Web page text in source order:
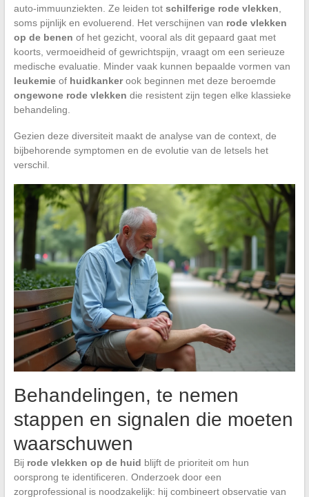
auto-immuunziekten. Ze leiden tot schilferige rode vlekken
soms pijnlijk en evoluerend. Het verschijnen van rode vlekken
op de benen of het gezicht, vooral als dit gepaard gaat met
koorts, vermoeidheid of gewrichtspijn, vraagt om een serieuze
medische evaluatie. Minder vaak kunnen bepaalde vormen van
leukemieof huidkankerook beginnen met deze beroemde
ongewone rode vlekken die resistent zijn tegen elke klassieke
behandeling.
Gezien deze diversiteit maakt de analyse van de context, de
bijbehorende symptomen en de evolutie van de letsels het
verschil.
Behandelingen, te nemen
stappen en signalen die moeten
waarschuwen
Bij rode vlekken op de huid blijft de prioriteit om hun
oorsprong te identificeren. Onderzoek door een
zorgprofessional is noodzakelijk: hij combineert observatie van